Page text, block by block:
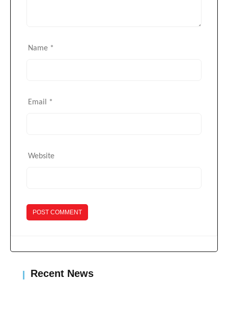
Name *
Email *
Website
Recent News